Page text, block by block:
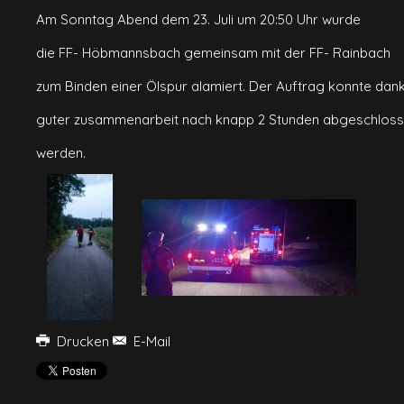
Am Sonntag Abend dem 23. Juli um 20:50 Uhr wurde
die FF- Höbmannsbach gemeinsam mit der FF- Rainbach
zum Binden einer Ölspur alamiert. Der Auftrag konnte
guter zusammenarbeit nach knapp 2 Stunden
werden.
Drucken E-Mail